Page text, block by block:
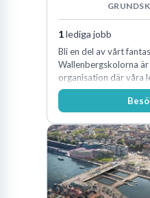
1lediga jobb
Bli en del av vårt
Wallenbergskolorna
organisation där våra
medkänsla, mod och
genomsyrar allt vi
samtidigt möjligheter
internt.